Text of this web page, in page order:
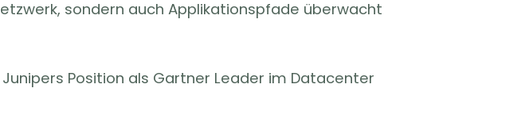
sondern auch Applikationspfade überwacht
Position als Gartner Leader im Datacenter